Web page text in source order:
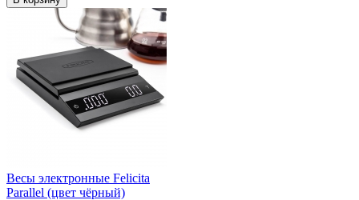
Весы электронные Felicita
Parallel (цвет чёрный)